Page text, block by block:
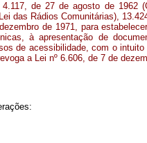
de 27 de agosto de 1962
das Rádios Comunitárias),
de 1971, para
à apresentação de
de acessibilidade, com o
a Lei nº 6.606, de 7 de